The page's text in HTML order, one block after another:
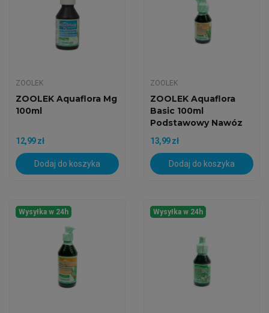
ZOOLEK
ZOOLEK Aquaflora Mg
100ml
12,99 zł
Dodaj do koszyka
ZOOLEK
ZOOLEK Aquaflora
Basic 100ml
Podstawowy Nawóz
13,99 zł
Dodaj do koszyka
Wysyłka w 24h Wysyłka w 24h